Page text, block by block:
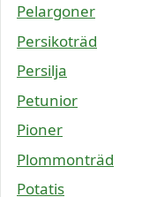
Pelargoner
Persikoträd
Persilja
Petunior
Pioner
Plommonträd
Potatis